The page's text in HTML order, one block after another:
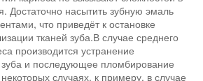
Достаточно насытить зубную эмаль
что приведёт к остановке
тканей зуба.В случае среднего
производится устранение
и последующее пломбирование
случаях, к примеру, в случае